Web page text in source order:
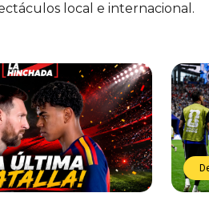
local e internacional.